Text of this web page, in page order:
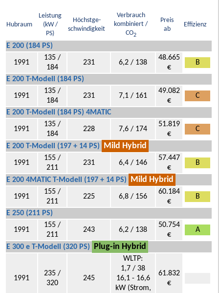
Hubraum
Leistung
(kW /
PS)
Höchstge-
schwindigkeit
Verbrauch
kombiniert /
CO2
Preis
ab
Effizienz
E 200 (184 PS)
1991
135 /
184
231 6,2 / 138
48.665
€
B
E 200 T-Modell (184 PS)
1991
135 /
184
231 7,1 / 161
49.082
€
C
E 200 T-Modell (184 PS) 4MATIC
1991
135 /
184
228 7,6 / 174
51.819
€
C
E 200 T-Modell (197 + 14 PS) Mild Hybrid
1991
155 /
211
231 6,4 / 146
57.447
€
B
E 200 4MATIC T-Modell (197 + 14 PS) Mild Hybrid
1991
155 /
211
225 6,8 / 156
60.184
€
B
E 250 (211 PS)
1991
155 /
211
243 6,2 / 138
50.754
€
A
E 300 e T-Modell (320 PS) Plug-in Hybrid
1991
235 /
320
245
WLTP:
1,7 / 38
16,1 - 16,6
kW (Strom,
61.832
€